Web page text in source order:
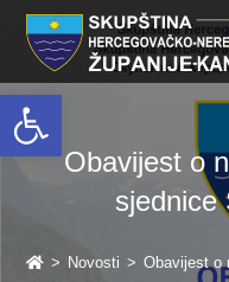
Open
Obavijest o
sjednice
> Novosti > Obavijest o